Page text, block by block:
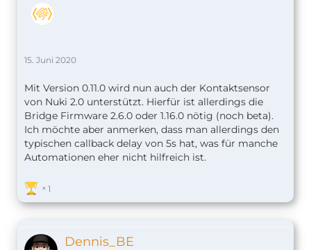
15. Juni 2020
Mit Version 0.11.0 wird nun auch der Kontaktsensor
von Nuki 2.0 unterstützt. Hierfür ist allerdings die
Bridge Firmware 2.6.0 oder 1.16.0 nötig (noch beta).
Ich möchte aber anmerken, dass man allerdings den
typischen callback delay von 5s hat, was für manche
Automationen eher nicht hilfreich ist.
1
Dennis_BE